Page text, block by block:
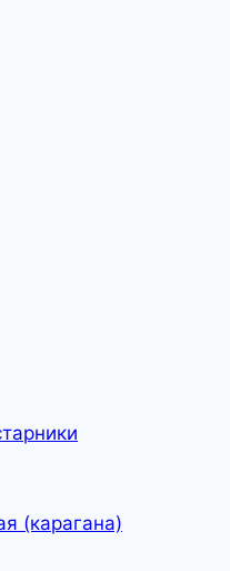
(карагана)